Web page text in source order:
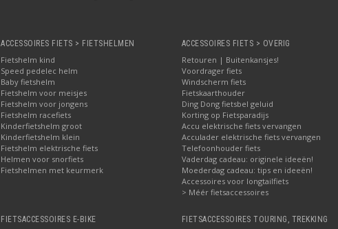
ACCESSOIRES FIETS > FIETSHELMEN
Fietshelm kind
Speed pedelec helm
Baby fietshelm
Fietshelm voor meisjes
Fietshelm voor jongens
Fietshelm racefiets
Kinderfietshelm groot
Kinderfietshelm klein
Fietshelm elektrische fiets
Helmen voor snorfiets
Fietshelmen met keurmerk
ACCESSOIRES FIETS > OVERIG
Retouren | Buitenkansjes!
Voordrager fiets
Windscherm fiets
Fietskaarthouder
Ding Dong fietsbel geluid
Korting op Fietsparadijs
Accu elektrische fiets vervangen
Acculader elektrische fiets vervangen
Telefoonhouder fiets
Vaderdag cadeau: originele ideeën!
Moederdag cadeau: tips en ideeën!
Accessoires voor longtailfiets
> Méér fietsaccessoires
FIETSACCESSOIRES E-BIKE FIETSACCESSOIRES TOURING, TREKKING